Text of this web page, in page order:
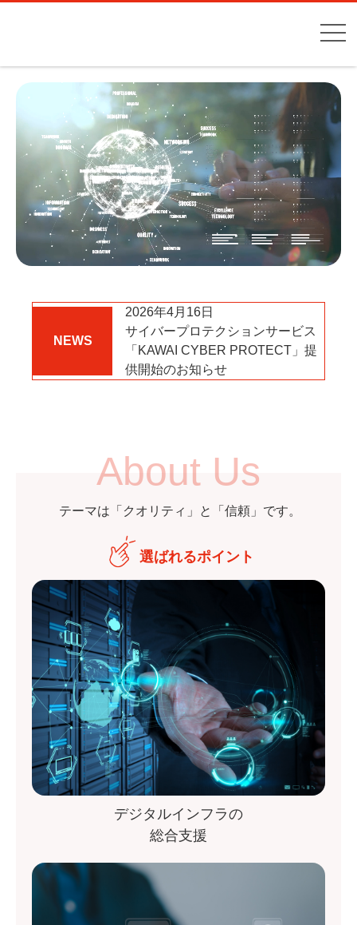
NEWS
2026年4月16日
サイバープロテクションサービス
「KAWAI CYBER PROTECT」提
供開始のお知らせ
About Us
テーマは「クオリティ」と「信頼」です。
選ばれるポイント
デジタルインフラの
総合支援